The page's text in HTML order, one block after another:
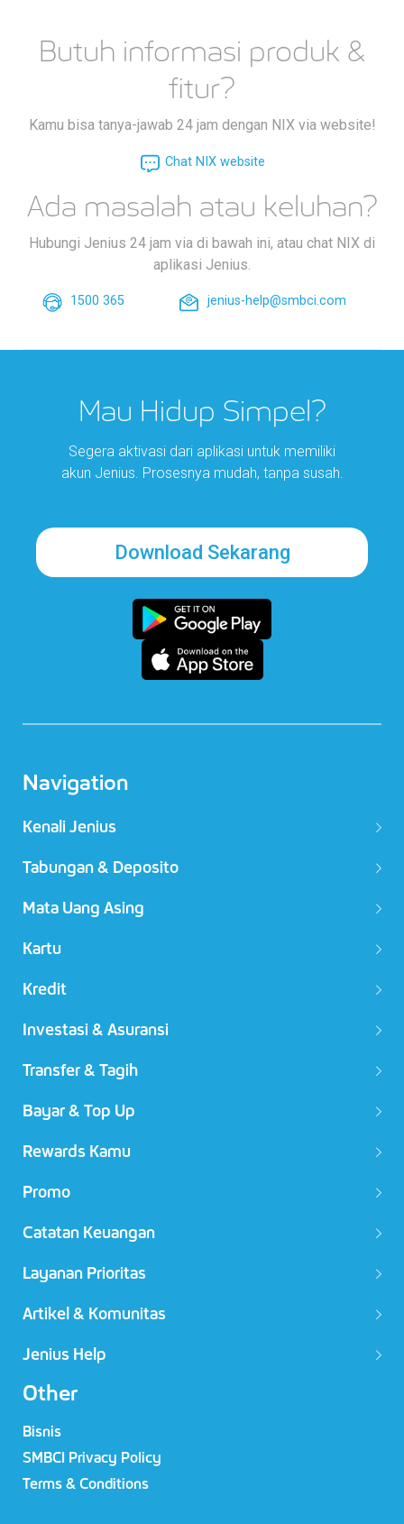
Butuh informasi produk &
fitur?
Kamu bisa tanya-jawab 24 jam dengan NIX via website!
Chat NIX website
Ada masalah atau keluhan?
Hubungi Jenius 24 jam via di bawah ini, atau chat NIX di
aplikasi Jenius.
1500 365 jenius-help@smbci.com
Mau Hidup Simpel?
Segera aktivasi dari aplikasi untuk memiliki
akun Jenius. Prosesnya mudah, tanpa susah.
Download Sekarang
Navigation
Kenali Jenius
Tabungan & Deposito
Mata Uang Asing
Kartu
Kredit
Investasi & Asuransi
Transfer & Tagih
Bayar & Top Up
Rewards Kamu
Promo
Catatan Keuangan
Layanan Prioritas
Artikel & Komunitas
Jenius Help
Other
Bisnis
SMBCI Privacy Policy
Terms & Conditions